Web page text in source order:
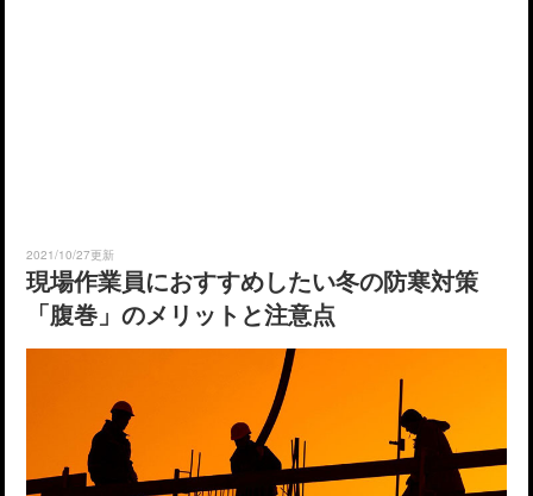
2021/10/27更新
現場作業員におすすめしたい冬の防寒対策
「腹巻」のメリットと注意点